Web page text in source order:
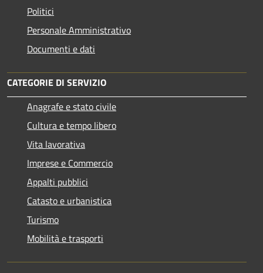
Politici
Personale Amministrativo
Documenti e dati
CATEGORIE DI SERVIZIO
Anagrafe e stato civile
Cultura e tempo libero
Vita lavorativa
Imprese e Commercio
Appalti pubblici
Catasto e urbanistica
Turismo
Mobilità e trasporti